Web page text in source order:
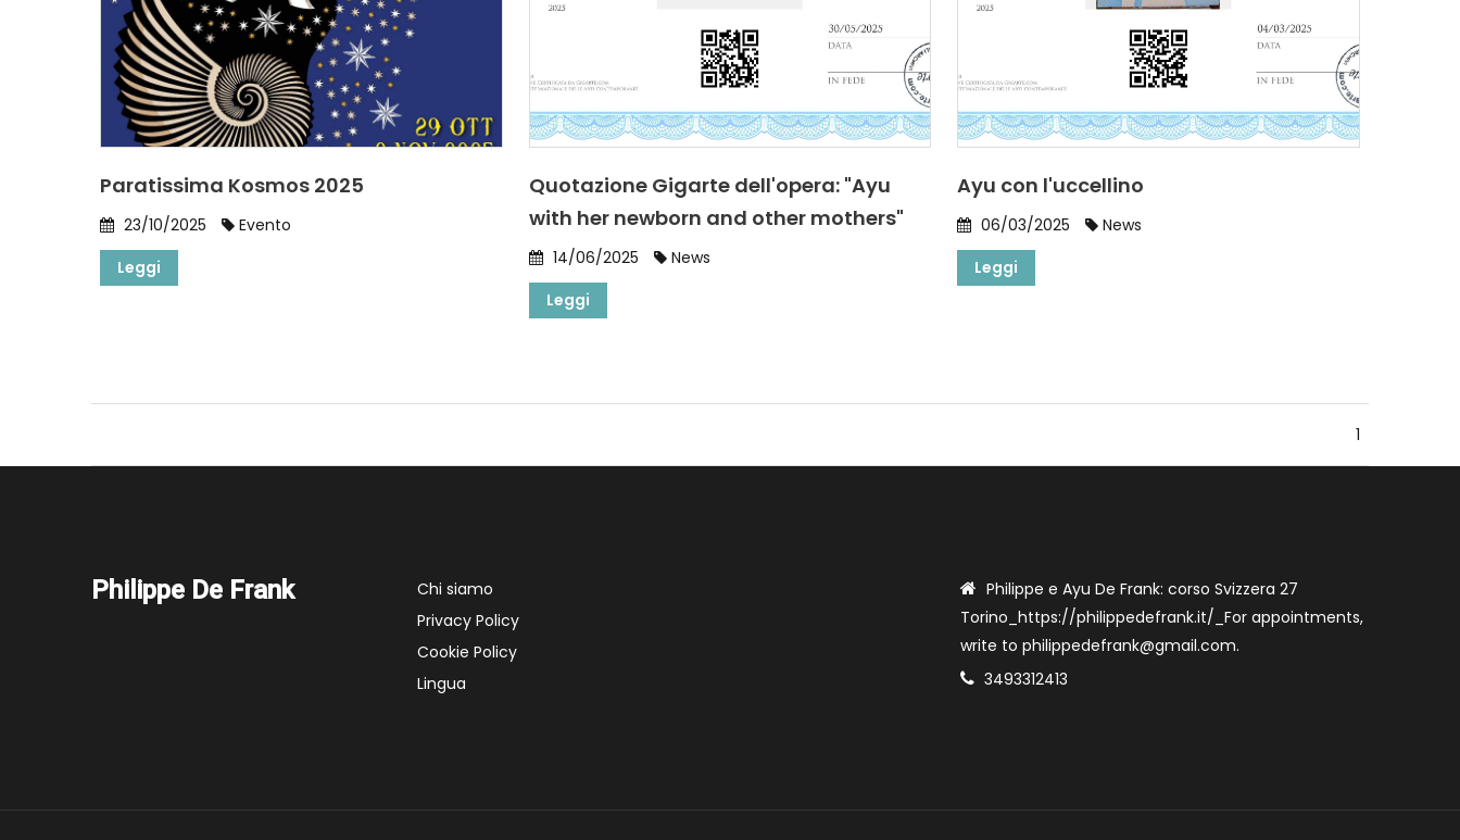
Paratissima Kosmos 2025
23/10/2025
Evento
Leggi
Quotazione Gigarte dell'opera: "Ayu
with her newborn and other mothers"
14/06/2025
News
Leggi
Ayu con l'uccellino
06/03/2025
News
Leggi
1
Philippe De Frank
Chi siamo
Privacy Policy
Cookie Policy
Lingua
Philippe e Ayu De Frank: corso Svizzera 27
Torino_https://philippedefrank.it/_For appointments,
write to philippedefrank@gmail.com.
3493312413